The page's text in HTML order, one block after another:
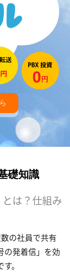
礎知識
は？仕組み
の社員で共有
の発着信」を効
。